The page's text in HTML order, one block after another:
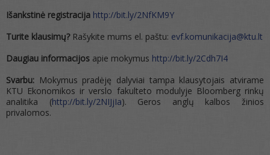
Išankstinė registracija http://bit.ly/2NfKM9Y
Turite klausimų?Rašykite mums el. paštu: evf.komunikacija@ktu.lt
Daugiau informacijos apie mokymus http://bit.ly/2Cdh7I4
Svarbu: Mokymus pradėję dalyviai tampa klausytojais atvirame
KTU Ekonomikos ir verslo fakulteto modulyje Bloomberg rinkų
analitika (http://bit.ly/2NIJjIa). Geros anglų kalbos žinios
privalomos.